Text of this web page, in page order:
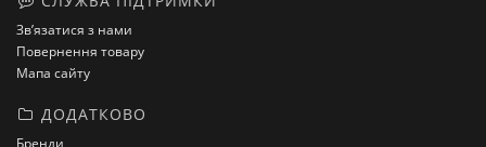
Зв’язатися з нами
Повернення товару
Мапа сайту
ДОДАТКОВО
Бренди